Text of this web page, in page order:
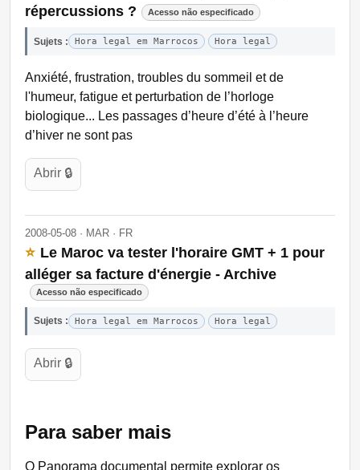
répercussions ?
Acesso não especificado
Sujets : Hora legal em Marrocos Hora legal
Anxiété, frustration, troubles du sommeil et de
l'humeur, fatigue et perturbation de l’horloge
biologique... Les passages d’heure d’été à l’heure
d’hiver ne sont pas
Abrir 🔒
2008-05-08 · MAR · FR
⭐ Le Maroc va tester l'horaire GMT + 1 pour
alléger sa facture d'énergie - Archive
Acesso não especificado
Sujets : Hora legal em Marrocos Hora legal
Abrir 🔒
Para saber mais
O Panorama documental permite explorar os